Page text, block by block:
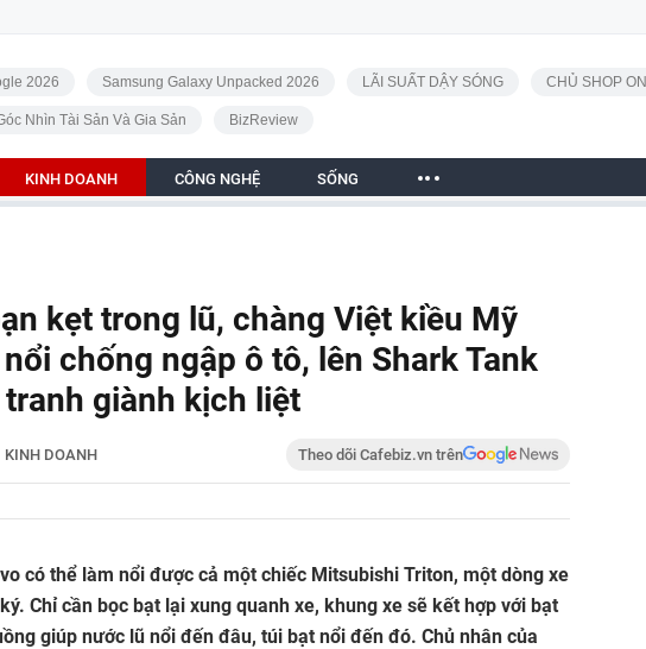
2026 Samsung Galaxy Unpacked 2026 LÃI SUẤT DẬY SÓNG CHỦ SHOP
Nhìn Tài Sản Và Gia Sản BizReview
KINH DOANH CÔNG NGHỆ SỐNG
kẹt trong lũ, chàng Việt kiều Mỹ
chống ngập ô tô, lên Shark Tank
giành kịch liệt
KINH DOANH Theo dõi Cafebiz.vn trên
có thể làm nổi được cả một chiếc Mitsubishi Triton, một dòng xe
Chỉ cần bọc bạt lại xung quanh xe, khung xe sẽ kết hợp với bạt
giúp nước lũ nổi đến đâu, túi bạt nổi đến đó. Chủ nhân của